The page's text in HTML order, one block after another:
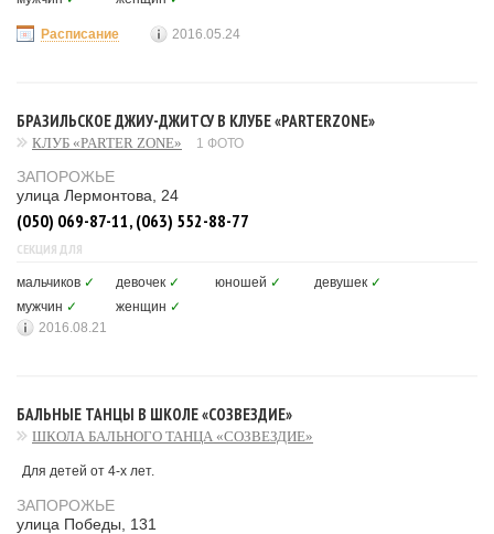
Расписание 2016.05.24
БРАЗИЛЬСКОЕ ДЖИУ-ДЖИТСУ В КЛУБЕ «PARTERZONE»
КЛУБ «PARTER ZONE» 1 ФОТО
ЗАПОРОЖЬЕ
улица Лермонтова, 24
(050) 069-87-11, (063) 552-88-77
СЕКЦИЯ ДЛЯ
мальчиков ✓ девочек ✓ юношей ✓ девушек ✓
мужчин ✓ женщин ✓
2016.08.21
БАЛЬНЫЕ ТАНЦЫ В ШКОЛЕ «СОЗВЕЗДИЕ»
ШКОЛА БАЛЬНОГО ТАНЦА «СОЗВЕЗДИЕ»
Для детей от 4-х лет.
ЗАПОРОЖЬЕ
улица Победы, 131